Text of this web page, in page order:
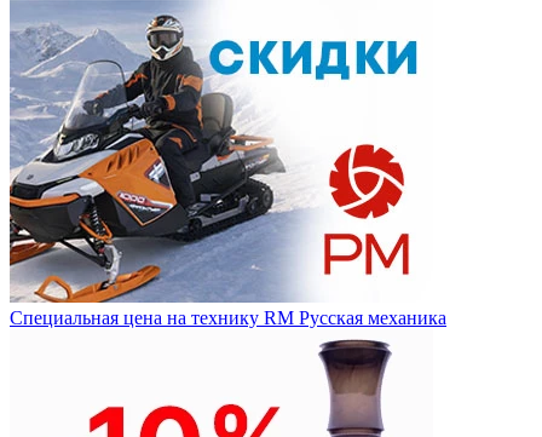
Специальная цена на технику RM Русская механика